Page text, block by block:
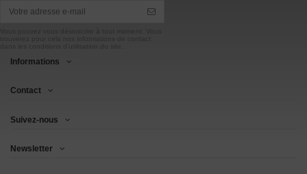
Informations
Contact
Suivez-nous
Newsletter